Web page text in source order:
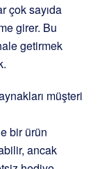
çok sayıda
girer. Bu
getirmek
müşteri
bir ürün
ancak